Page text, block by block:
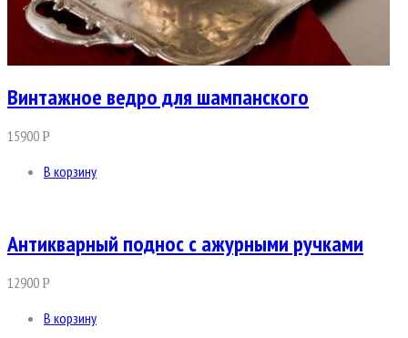
Винтажное ведро для шампанского
15900Р
В корзину
Антикварный поднос с ажурными ручками
12900Р
В корзину